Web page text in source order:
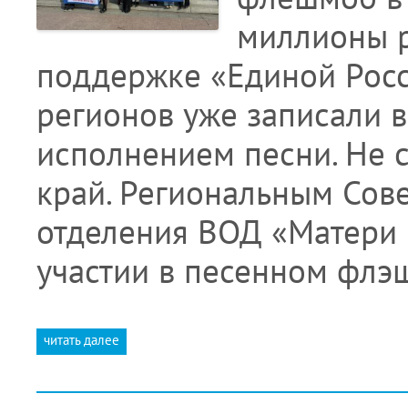
миллионы
поддержке «Единой
регионов уже записали
исполнением песни. Не
край. Региональным
отделения ВОД
участии в песенном
читать далее